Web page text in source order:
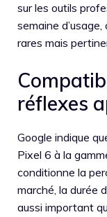
sur les outils
semaine
rares mais
réflexes
Google indique
Pixel 6 à la
conditionne la
marché, la durée
aussi important